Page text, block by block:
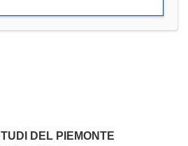
DEL PIEMONTE